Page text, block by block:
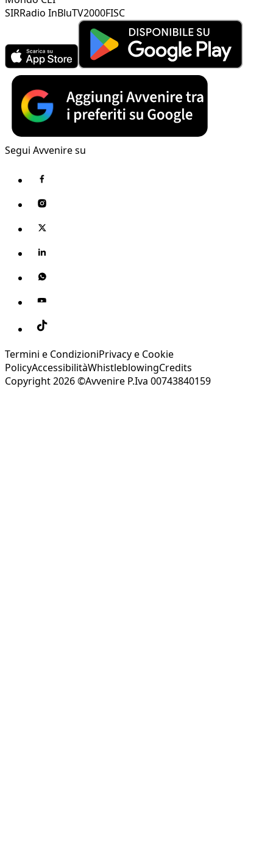
SIRRadio InBluTV2000FISC
Segui Avvenire su
Termini e CondizioniPrivacy e Cookie
PolicyAccessibilitàWhistleblowingCredits
Copyright 2026 ©Avvenire P.Iva 00743840159